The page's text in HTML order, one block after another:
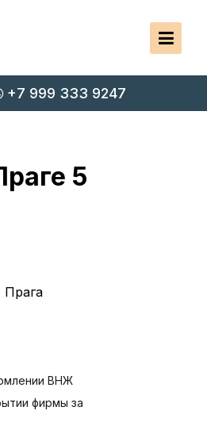
+7 999 333 9247
5
Прага
ВНЖ
фирмы за